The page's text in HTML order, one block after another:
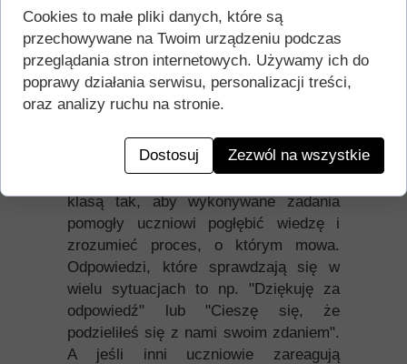
wyśmiejemy ucznia lub
zdeprecjonujemy jego wybór,
prawodpodobnie więcej się przed nami
nie otworzy. Jak więc mamy zachować
się widząc brak wiedzy naszego
podopiecznego? Podziękować za
odpowiedź, zapamiętać i uwzględnić to
przy planowaniu kolejnych działań z
klasą tak, aby wykonywane zadania
pomogły uczniowi pogłębić wiedzę i
zrozumieć proces, o którym mowa.
Odpowiedzi, które sprawdzają się w
wielu sytuacjach to np. "Dziękuję za
odpowiedź" lub "Cieszę się, że
podzieliłeś się z nami swoim zdaniem".
A jeśli inni uczniowie zareagują
Cookies to małe pliki danych, które są
przechowywane na Twoim urządzeniu podczas
przeglądania stron internetowych. Używamy ich do
poprawy działania serwisu, personalizacji treści,
oraz analizy ruchu na stronie.
Dostosuj Zezwól na wszystkie